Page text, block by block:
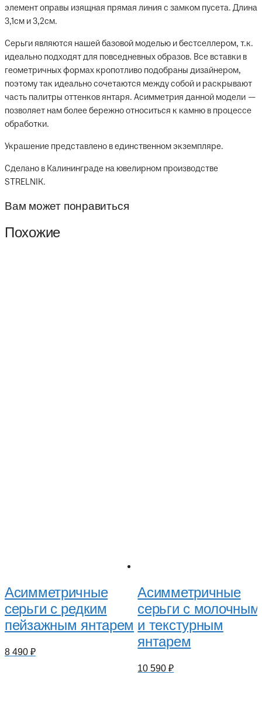
элемент оправы изящная прямая линия с замком пусета. Длина
3,1см и 3,2см.
Серьги являются нашей базовой моделью и бестселлером, т.к.
идеально подходят для повседневных образов. Все вставки в
геометричных формах кропотливо подобраны дизайнером,
поэтому так идеально сочетаются между собой и раскрывают
часть палитры оттенков янтаря. Асимметрия данной модели —
позволяет нам более бережно относиться к камню в процессе
обработки.
Украшение представлено в единственном экземпляре.
Сделано в Калининграде на ювелирном производстве
STRELNIK.
Вам может понравиться
Похожие
Асимметричные
серьги с редким
пейзажным янтарем
8 490 ₽
Асимметричные
серьги с молочным
и текстурным
янтарем
10 590₽